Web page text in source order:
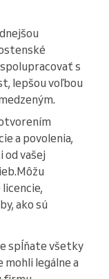
s
lepšou voľbou
a povolenia,
od vašej
ako sú
spĺňate všetky
mohli legálne a